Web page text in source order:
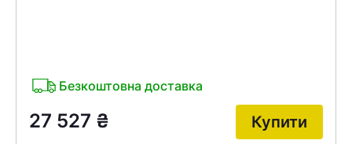
Безкоштовна доставка
27 527 ₴ Купити